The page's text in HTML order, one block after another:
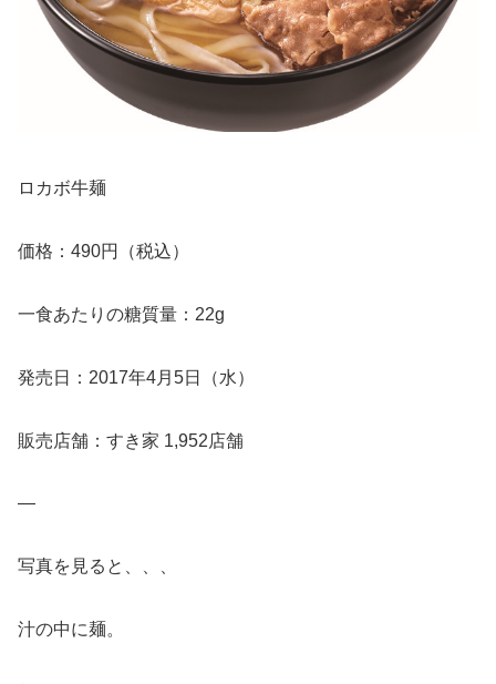
ロカボ牛麺
価格：490円（税込）
一食あたりの糖質量：22g
発売日：2017年4月5日（水）
販売店舗：すき家 1,952店舗
—
写真を見ると、、、
汁の中に麺。